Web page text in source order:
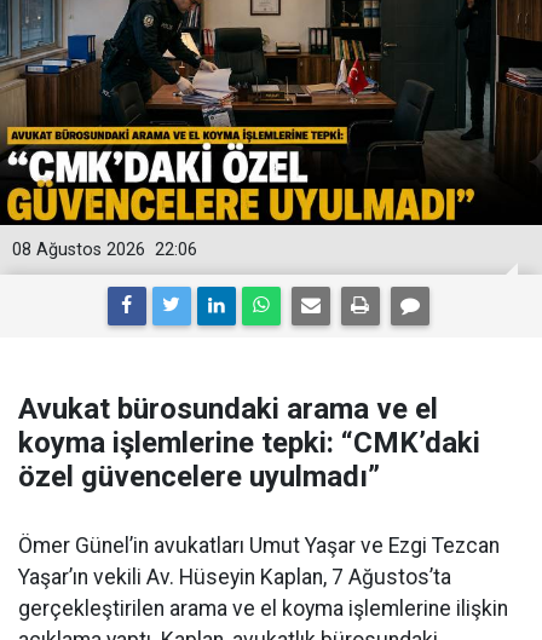
22:06
08 Ağustos 2026
Avukat bürosundaki arama ve el
koyma işlemlerine tepki: “CMK’daki
özel güvencelere uyulmadı”
Ömer Günel’in avukatları Umut Yaşar ve Ezgi Tezcan
Yaşar’ın vekili Av. Hüseyin Kaplan, 7 Ağustos’ta
gerçekleştirilen arama ve el koyma işlemlerine ilişkin